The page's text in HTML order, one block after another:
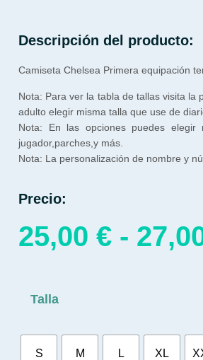
Descripción del producto:
Camiseta Chelsea Primera equipación
Nota: Para ver la tabla de tallas visita la
adulto elegir misma talla que use de
Nota: En las opciones puedes
jugador,parches,y más.
Nota: La personalización de nombre y
Precio:
25,00 € -
Talla
S M L XL